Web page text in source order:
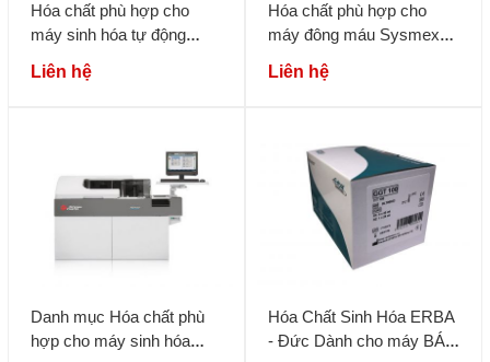
Hóa chất phù hợp cho
máy sinh hóa tự động
Liên hệ
Hóa chất phù hợp cho
máy đông máu Sysmex
Liên hệ
Danh mục Hóa chất phù
hợp cho máy sinh hóa
Hóa Chất Sinh Hóa ERBA
- Đức Dành cho máy BÁN